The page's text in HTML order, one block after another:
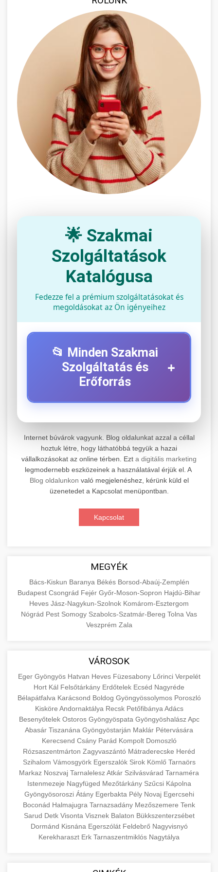
🌟 Szakmai
Szolgáltatások
Katalógusa
Fedezze fel a prémium szolgáltatásokat és
megoldásokat az Ön igényeihez
📂 Minden Szakmai
Szolgáltatás és
Erőforrás
+
+
Professzionális elektromos roller javítási és
karbantartási szolgáltatások. Szakértő
technikusaink minőségi szervízt nyújtanak
minden jelentős márkához és modellhez.
Szervizközpont Látogatása
📊 2. Online Marketing
Ügynökség
+
beleértve a SEO-t, közösségi média kezelést és
digitális hirdetéseket. Növekedés elérése
aimarketingugynokseg.hu
digitális ügynökségi szolgáltatások
🛴 3. Legjobb Elektromos Roller
legjobb modelleket, funkciókat és árakat
megalapozott vásárlási döntéshez.
Legjobb Modellek Megtekintése
🔗 4. Prémium Linképítés
Magas minőségű backlink beszerzési
szolgáltatások webhelye autoritásának és
keresőmotoros rangsorolásának növeléséhez.
Csak fehér kalapú technikák.
minőségi backlink szolgáltatás
📦 5. Termékek és
Szolgáltatások
+
közgazdaságtanban és az üzleti életben.
kategóriákat.
en.wikipedia.org gazdasági koncepciók
Információk az EU finanszírozási
lehetőségeiről, pályázatokról és pénzügyi
támogatási programokról. Maradjon tájékozott
a vállalkozások és projektek számára elérhető
forrásokról.
kozter.com - EU-s pénzek
EU pályázati programok
🚀 7. SEO Ügynökség +
Szakértő keresőmotor-optimalizálási
szolgáltatások webhelye láthatóságának és
organikus forgalmának javításához. Technikai
SEO, tartalom optimalizálás és még sok más.
onlinemarketing101.biz
keresési optimalizálási szakértők
💎 8. Mellplasztika +
Professzionális mellnagyobbítási szolgáltatások
tapasztalt sebészekkel. Tudjon meg többet az
eljárásokról, a gyógyulásról és a konzultációs
lehetőségekről az esztétikai fejlesztéshez.
szeptest.com kozmetikai mellsebészet
✨ 9. Hasplasztika +
Szakértő hasplasztikai eljárások laposabb,
feszesebb has eléréséhez. Konzultáció
minősített plasztikai sebészekkel és átfogó
utókezeléssel.
👁️ 10. Szemhéjplasztika +
Professzionális blefaroplasztikai eljárások
sebészekkel.
Internet búvárok vagyunk. Blog oldalunkat azzal a céllal
hoztuk létre, hogy láthatóbbá tegyük a hazai
vállalkozásokat az online térben. Ezt a digitális marketing
legmodernebb eszközeinek a használatával érjük el. A
Blog oldalunkon való megjelenéshez, kérünk küld el
üzenetedet a Kapcsolat menüpontban.
Kapcsolat
MEGYÉK
Bács-Kiskun Baranya Békés Borsod-Abaúj-Zemplén
Budapest Csongrád Fejér Győr-Moson-Sopron Hajdú-Bihar
Heves Jász-Nagykun-Szolnok Komárom-Esztergom
Nógrád Pest Somogy Szabolcs-Szatmár-Bereg Tolna Vas
Veszprém Zala
VÁROSOK
Eger Gyöngyös Hatvan Heves Füzesabony Lőrinci Verpelét
Hort Kál Felsőtárkány Erdőtelek Ecséd Nagyréde
Bélapátfalva Karácsond Boldog Gyöngyössolymos Poroszló
Kisköre Andornaktálya Recsk Petőfibánya Adács
Besenyőtelek Ostoros Gyöngyöspata Gyöngyöshalász Apc
Abasár Tiszanána Gyöngyöstarján Maklár Pétervására
Kerecsend Csány Parád Kompolt Domoszló
Rózsaszentmárton Zagyvaszántó Mátraderecske Heréd
Szihalom Vámosgyörk Egerszalók Sirok Kömlő Tarnaörs
Markaz Noszvaj Tarnalelesz Atkár Szilvásvárad Tarnaméra
Istenmezeje Nagyfüged Mezőtárkány Szűcsi Kápolna
Gyöngyösoroszi Átány Egerbakta Pély Novaj Egercsehi
Boconád Halmajugra Tarnazsadány Mezőszemere Tenk
Sarud Detk Visonta Visznek Balaton Bükkszenterzsébet
Dormánd Kisnána Egerszólát Feldebrő Nagyvisnyó
Kerekharaszt Erk Tarnaszentmiklós Nagytálya